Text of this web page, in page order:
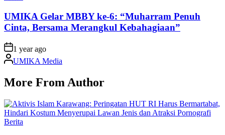
UMIKA Gelar MBBY ke-6: “Muharram Penuh
Cinta, Bersama Merangkul Kebahagiaan”
on 1 year ago
Posted
by
UMIKA Media
More From Author
Posted
Berita